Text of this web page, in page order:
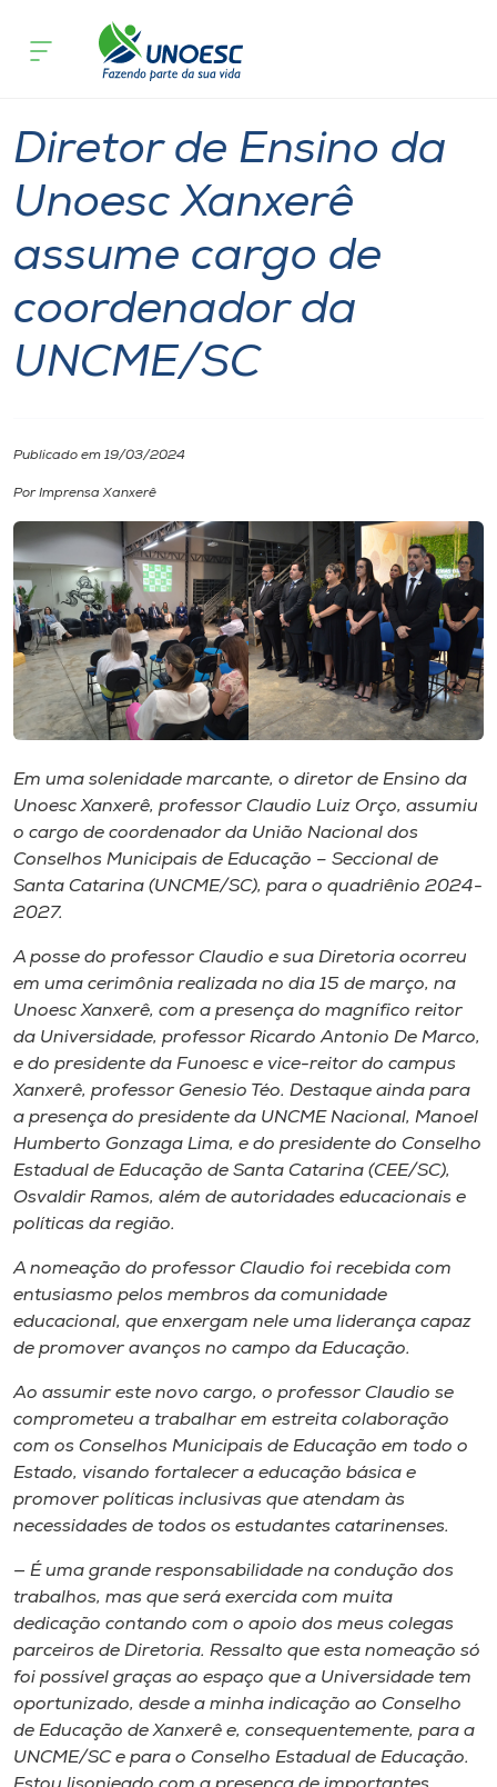
Cursos
Pesquisa
Atendimento ao Estudante
Portal de Ensino
Internacionalização
I.nova
Diplomados
Cultura
CPA
Biblioteca
Editora
Museu
Unoesc
Store
Selecione
o idioma
A+
A-
Diretor de Ensino da
Unoesc Xanxerê
assume cargo de
coordenador da
UNCME/SC
Publicado em 19/03/2024
Por Imprensa Xanxerê
Em uma solenidade marcante, o diretor de Ensino da
Unoesc Xanxerê, professor Claudio Luiz Orço, assumiu
o cargo de coordenador da União Nacional dos
Conselhos Municipais de Educação – Seccional de
Santa Catarina (UNCME/SC), para o quadriênio 2024-
2027.
A posse do professor Claudio e sua Diretoria ocorreu
em uma cerimônia realizada no dia 15 de março, na
Unoesc Xanxerê, com a presença do magnífico reitor
da Universidade, professor Ricardo Antonio De Marco,
e do presidente da Funoesc e vice-reitor do campus
Xanxerê, professor Genesio Téo. Destaque ainda para
a presença do presidente da UNCME Nacional, Manoel
Humberto Gonzaga Lima, e do presidente do Conselho
Estadual de Educação de Santa Catarina (CEE/SC),
Osvaldir Ramos, além de autoridades educacionais e
políticas da região.
A nomeação do professor Claudio foi recebida com
entusiasmo pelos membros da comunidade
educacional, que enxergam nele uma liderança capaz
de promover avanços no campo da Educação.
Ao assumir este novo cargo, o professor Claudio se
comprometeu a trabalhar em estreita colaboração
com os Conselhos Municipais de Educação em todo o
Estado, visando fortalecer a educação básica e
promover políticas inclusivas que atendam às
necessidades de todos os estudantes catarinenses.
— É uma grande responsabilidade na condução dos
trabalhos, mas que será exercida com muita
dedicação contando com o apoio dos meus colegas
parceiros de Diretoria. Ressalto que esta nomeação só
foi possível graças ao espaço que a Universidade tem
oportunizado, desde a minha indicação ao Conselho
de Educação de Xanxerê e, consequentemente, para a
UNCME/SC e para o Conselho Estadual de Educação.